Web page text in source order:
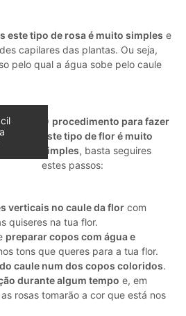
este tipo de rosa é muito simples e
capilares das plantas. Ou seja,
pelo qual a água sobe pelo caule
O procedimento para fazer
este tipo de flor é muito
simples, basta seguires
estes passos:
verticais no caule da florcom
quiseres na tua flor.
preparar copos com água e
tons que queres para a tua flor.
caule num dos copos coloridos.
durante algum tempo e, em
rosas tomarão a cor que está nos